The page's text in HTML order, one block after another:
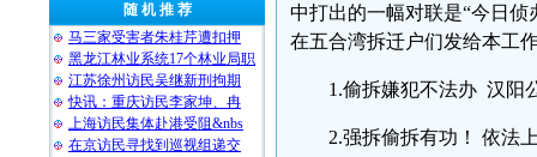
随 机 推 荐
马三家受害者朱桂芹遭扣押
黑龙江林业系统17个林业局职
江苏徐州访民吴继新刑拘期
快讯：重庆访民李家坤、冉
上海访民集体赴港受阻&nbs
在京访民寻找到巡视组递交
中打出的一幅对联是“今日
在五合湾拆迁户们发给本工
1.偷拆嫌犯不法办 汉阳
2.强拆偷拆有功！ 依法